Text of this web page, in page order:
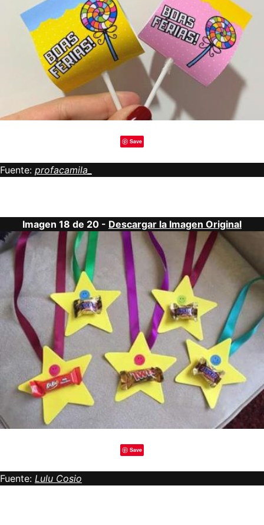
Save
Fuente: profacamila_
Imagen 18 de 20 - Descargar la Imagen Original
Save
Fuente: Lulu Cosio